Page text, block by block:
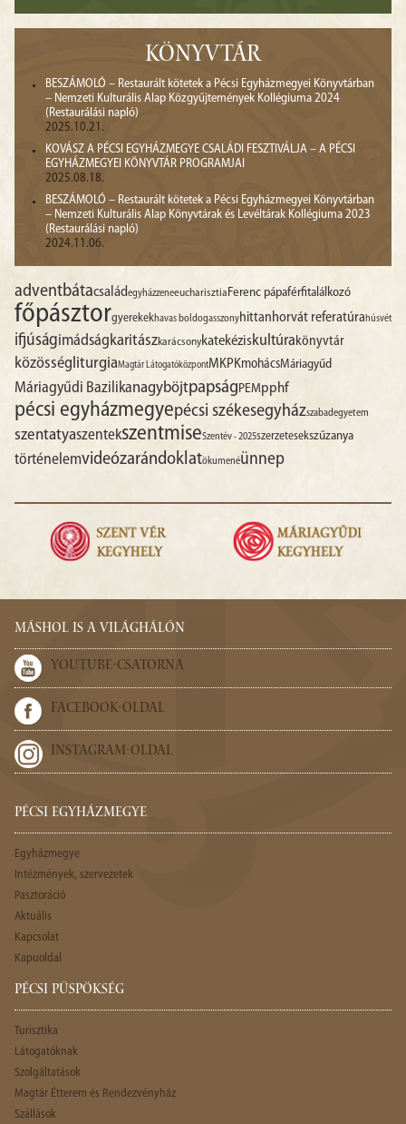
KÖNYVTÁR
BESZÁMOLÓ – Restaurált kötetek a Pécsi Egyházmegyei Könyvtárban
– Nemzeti Kulturális Alap Közgyűjtemények Kollégiuma 2024
(Restaurálási napló)
2025.10.21.
KOVÁSZ A PÉCSI EGYHÁZMEGYE CSALÁDI FESZTIVÁLJA – A PÉCSI
EGYHÁZMEGYEI KÖNYVTÁR PROGRAMJAI
2025.08.18.
BESZÁMOLÓ – Restaurált kötetek a Pécsi Egyházmegyei Könyvtárban
– Nemzeti Kulturális Alap Könyvtárak és Levéltárak Kollégiuma 2023
(Restaurálási napló)
2024.11.06.
adventbátacsaládegyházzeneeucharisztiaFerenc pápaférfitalálkozó
főpásztorgyerekekhavas boldogasszonyhittanhorvát referatúrahúsvét
ifjúságimádságkaritászkarácsonykatekéziskultúrakönyvtár
közösségliturgiaMagtár LátogatóközpontMKPKmohácsMáriagyűd
Máriagyűdi BazilikanagyböjtpapságPEMpphf
pécsi egyházmegyepécsi székesegyházszabadegyetem
szentatyaszentekszentmiseSzentév - 2025szerzetesekszűzanya
történelemvideózarándoklatökumenéünnep
MÁSHOL IS A VILÁGHÁLÓN
YOUTUBE-CSATORNA
FACEBOOK-OLDAL
INSTAGRAM-OLDAL
PÉCSI EGYHÁZMEGYE
Egyházmegye
Intézmények, szervezetek
Pasztoráció
Aktuális
Kapcsolat
Kapuoldal
PÉCSI PÜSPÖKSÉG
Turisztika
Látogatóknak
Szolgáltatások
Magtár Étterem és Rendezvényház
Szállások